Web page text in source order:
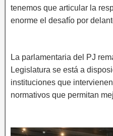
tenemos que articular la
enorme el desafío por
La parlamentaria del PJ
Legislatura se está a
instituciones que
normativos que permitan